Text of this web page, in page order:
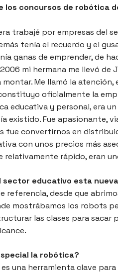
los concursos de robótica
trabajé por empresas del
tenía el recuerdo y el
ganas de emprender, de
mi hermana me llevó
montar. Me llamó la
oficialmente la
educativa y personal, era
existido. Fue apasionante,
fue convertirnos en
con unos precios más
relativamente rápido, eran
sector educativo esta
referencia, desde que
mostrábamos los robots
las clases para
la robótica?
una herramienta clave